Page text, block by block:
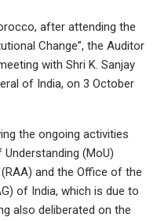
after attending the
Change”, the Auditor
with Shri K. Sanjay
of India, on 3 October
the ongoing activities
(MoU)
and the Office of the
of India, which is due to
also deliberated on the